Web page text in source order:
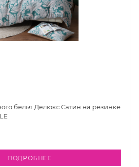
белья Делюкс Сатин на резинке
ПОДРОБНЕЕ